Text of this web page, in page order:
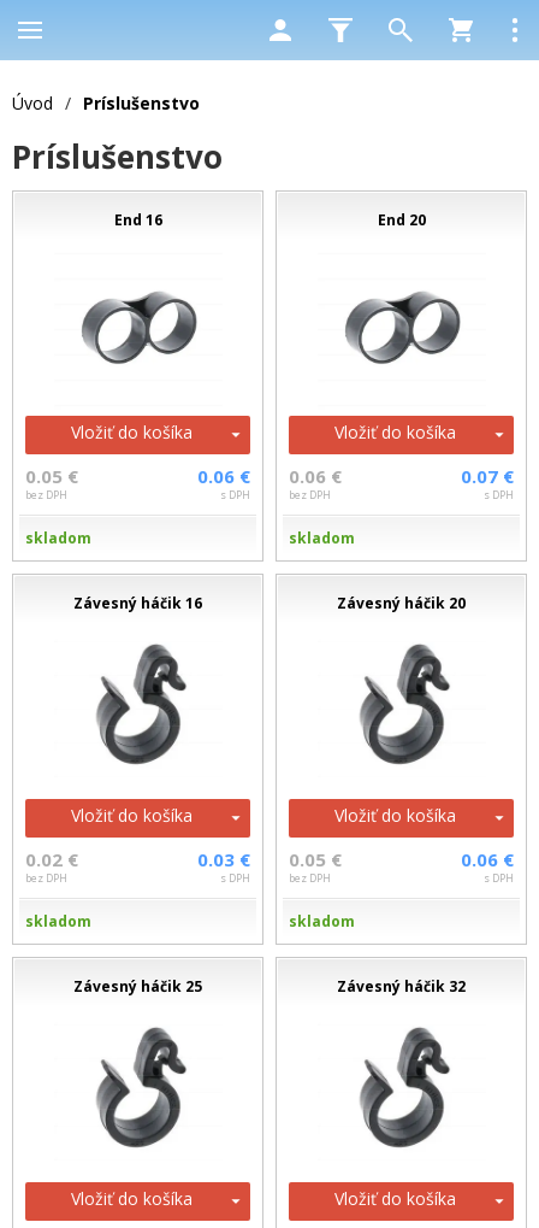
Úvod / Príslušenstvo
Príslušenstvo
End 16
Vložiť do košíka
0.05 €
bez DPH
0.06 €
s DPH
skladom
End 20
Vložiť do košíka
0.06 €
bez DPH
0.07 €
s DPH
skladom
Závesný háčik 16
Vložiť do košíka
0.02 €
bez DPH
0.03 €
s DPH
skladom
Závesný háčik 20
Vložiť do košíka
0.05 €
bez DPH
0.06 €
s DPH
skladom
Závesný háčik 25
Vložiť do košíka
Závesný háčik 32
Vložiť do košíka